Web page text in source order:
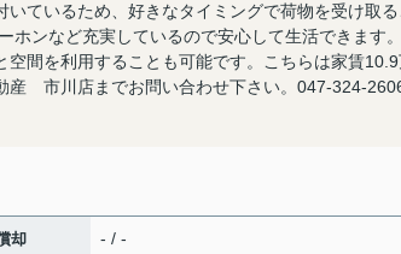
ているため、好きなタイミングで荷物を受け取
ホンなど充実しているので安心して生活できます
間を利用することも可能です。こちらは家賃
産 市川店までお問い合わせ下さい。047-324-
却 - / -